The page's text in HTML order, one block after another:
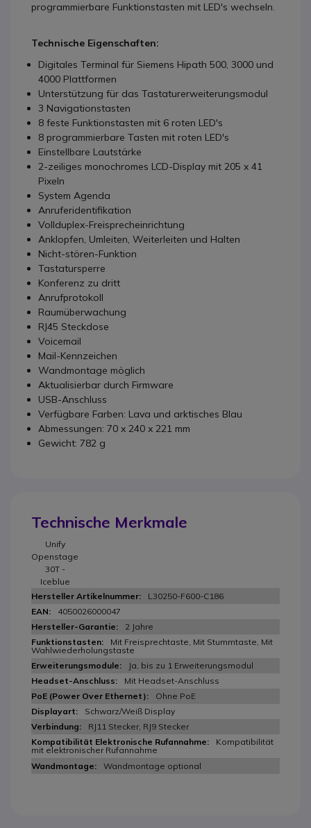
programmierbare Funktionstasten mit LED's wechseln.
Technische Eigenschaften:
Digitales Terminal für Siemens Hipath 500, 3000 und
4000 Plattformen
Unterstützung für das Tastaturerweiterungsmodul
3 Navigationstasten
8 feste Funktionstasten mit 6 roten LED's
8 programmierbare Tasten mit roten LED's
Einstellbare Lautstärke
2-zeiliges monochromes LCD-Display mit 205 x 41
Pixeln
System Agenda
Anruferidentifikation
Vollduplex-Freisprecheinrichtung
Anklopfen, Umleiten, Weiterleiten und Halten
Nicht-stören-Funktion
Tastatursperre
Konferenz zu dritt
Anrufprotokoll
Raumüberwachung
RJ45 Steckdose
Voicemail
Mail-Kennzeichen
Wandmontage möglich
Aktualisierbar durch Firmware
USB-Anschluss
Verfügbare Farben: Lava und arktisches Blau
Abmessungen: 70 x 240 x 221 mm
Gewicht: 782 g
Technische Merkmale
Unify
Openstage
30T -
Iceblue
L30250-F600-C186
4050026000047
2 Jahre
Mit Freisprechtaste, Mit Stummtaste, Mit
Wahlwiederholungstaste
Ja, bis zu 1 Erweiterungsmodul
Mit Headset-Anschluss
Ohne PoE
Schwarz/Weiß Display
RJ11 Stecker, RJ9 Stecker
Kompatibilität
mit elektronischer Rufannahme
Wandmontage optional